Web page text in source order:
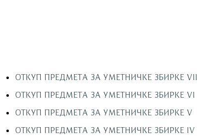
ОТКУП ПРЕДМЕТА ЗА УМЕТНИЧКЕ ЗБИРКЕ VII
ОТКУП ПРЕДМЕТА ЗА УМЕТНИЧКЕ ЗБИРКЕ VI
ОТКУП ПРЕДМЕТА ЗА УМЕТНИЧКЕ ЗБИРКЕ V
ОТКУП ПРЕДМЕТА ЗА УМЕТНИЧКЕ ЗБИРКЕ IV